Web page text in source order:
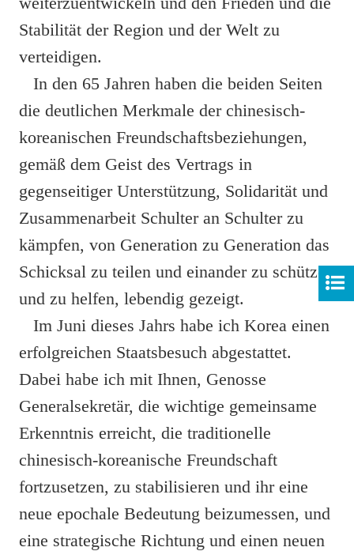
Stabilität der Region und der Welt zu
verteidigen.
In den 65 Jahren haben die beiden Seiten
die deutlichen Merkmale der chinesisch-
koreanischen Freundschaftsbeziehungen,
gemäß dem Geist des Vertrags in
gegenseitiger Unterstützung, Solidarität und
Zusammenarbeit Schulter an Schulter zu
kämpfen, von Generation zu Generation das
Schicksal zu teilen und einander zu schützen
und zu helfen, lebendig gezeigt.
Im Juni dieses Jahrs habe ich Korea einen
erfolgreichen Staatsbesuch abgestattet.
Dabei habe ich mit Ihnen, Genosse
Generalsekretär, die wichtige gemeinsame
Erkenntnis erreicht, die traditionelle
chinesisch-koreanische Freundschaft
fortzusetzen, zu stabilisieren und ihr eine
neue epochale Bedeutung beizumessen, und
eine strategische Richtung und einen neuen